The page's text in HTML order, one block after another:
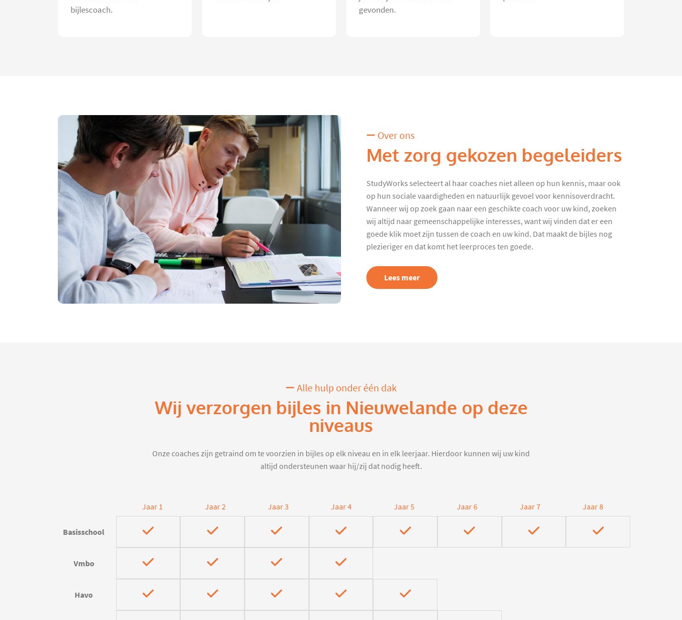
bijlescoach.
gevonden.
Over ons
Met zorg gekozen begeleiders
StudyWorks selecteert al haar coaches niet alleen op hun kennis, maar ook
op hun sociale vaardigheden en natuurlijk gevoel voor kennisoverdracht.
Wanneer wij op zoek gaan naar een geschikte coach voor uw kind, zoeken
wij altijd naar gemeenschappelijke interesses, want wij vinden dat er een
goede klik moet zijn tussen de coach en uw kind. Dat maakt de bijles nog
plezieriger en dat komt het leerproces ten goede.
Lees meer
Alle hulp onder één dak
Wij verzorgen bijles in Nieuwelande op deze
niveaus
Onze coaches zijn getraind om te voorzien in bijles op elk niveau en in elk leerjaar. Hierdoor kunnen wij uw kind
altijd ondersteunen waar hij/zij dat nodig heeft.
Jaar 1 Jaar 2 Jaar 3 Jaar 4 Jaar 5 Jaar 6 Jaar 7 Jaar 8
Basisschool
Vmbo
Havo